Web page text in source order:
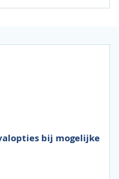
bij mogelijke